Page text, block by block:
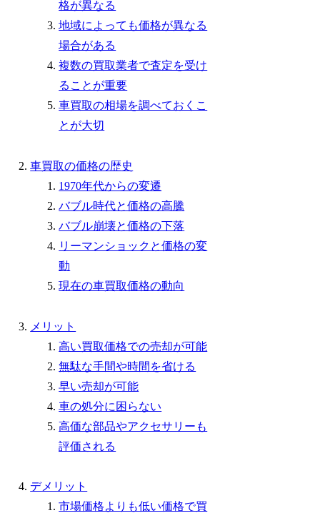
格が異なる
地域によっても価格が異なる
場合がある
複数の買取業者で査定を受け
ることが重要
車買取の相場を調べておくこ
とが大切
車買取の価格の歴史
1970年代からの変遷
バブル時代と価格の高騰
バブル崩壊と価格の下落
リーマンショックと価格の変
動
現在の車買取価格の動向
メリット
高い買取価格での売却が可能
無駄な手間や時間を省ける
早い売却が可能
車の処分に困らない
高価な部品やアクセサリーも
評価される
デメリット
市場価格よりも低い価格で買